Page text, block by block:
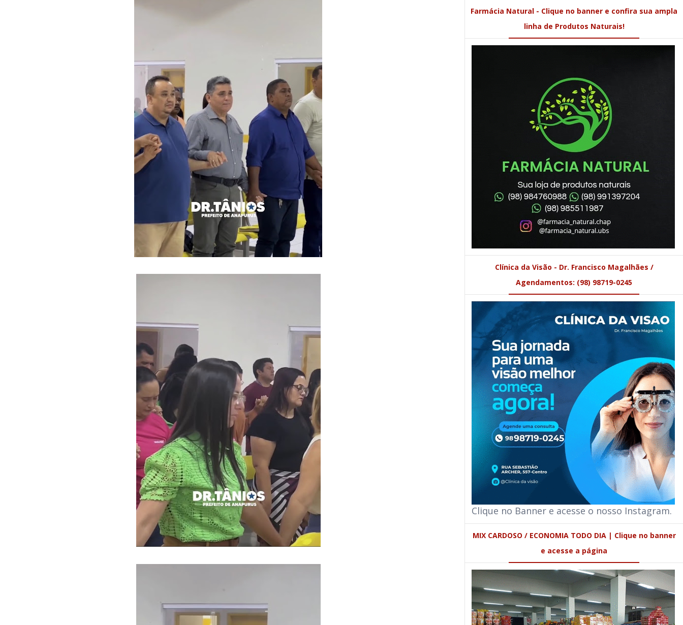
Farmácia Natural - Clique no banner e confira sua ampla
linha de Produtos Naturais!
Clínica da Visão - Dr. Francisco Magalhães /
Agendamentos: (98) 98719-0245
Clique no Banner e acesse o nosso Instagram.
MIX CARDOSO / ECONOMIA TODO DIA | Clique no banner
e acesse a página